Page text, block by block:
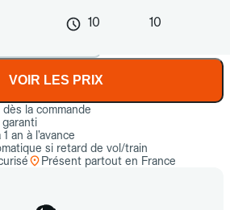
10 10
VOIR LES PRIX
la commande
an à l’avance
si retard de vol/train
Présent partout en France